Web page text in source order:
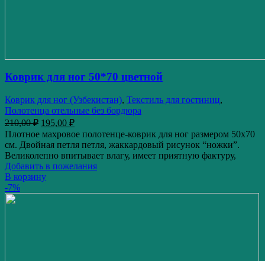
Коврик для ног 50*70 цветной
Коврик для ног (Узбекистан), Текстиль для гостиниц,
Полотенца отельные без бордюра
210,00₽ 195,00 ₽
Плотное махровое полотенце-коврик для ног размером 50х70
см. Двойная петля петля, жаккардовый рисунок “ножки”.
Великолепно впитывает влагу, имеет приятную фактуру,
Добавить в пожелания
В корзину
-7%